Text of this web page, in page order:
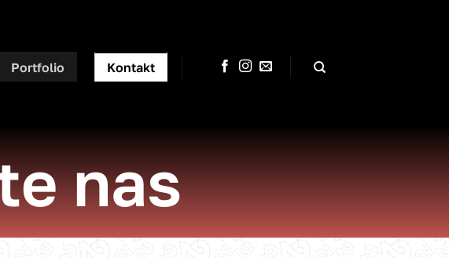
Portfolio Kontakt
nas